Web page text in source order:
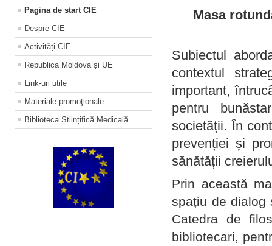
Pagina de start CIE
Despre CIE
Activități CIE
Republica Moldova și UE
Link-uri utile
Materiale promoţionale
Biblioteca Științifică Medicală
Masa
Subiectul
contextul
important,
pentru
societății. În
prevenției și
sănătății
Prin această
spațiu de dialog
Catedra de
bibliotecari,